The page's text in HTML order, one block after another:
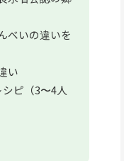
べいの違いを
い
ピ（3〜4人